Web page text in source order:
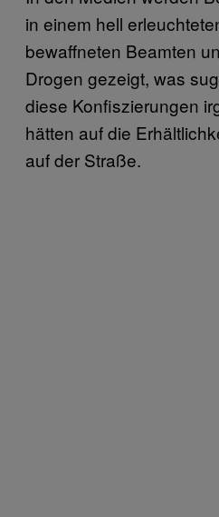
in einem hell
bewaffneten Beamten
Drogen gezeigt, was
diese Konfiszierungen
hätten auf die
auf der Straße.